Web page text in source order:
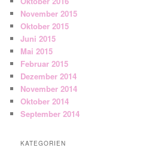
November 2015
Oktober 2015
Juni 2015
Mai 2015
Februar 2015
Dezember 2014
November 2014
Oktober 2014
September 2014
KATEGORIEN